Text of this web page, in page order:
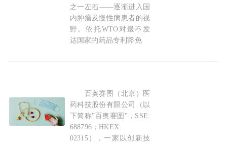
之一左右——逐渐进入国
内肿瘤及慢性病患者的视
野。依托WTO对最不发
达国家的药品专利豁免
百奥赛图与大正制药达成RenNano®全人仅重链
百奥赛图（北京）医
药科技股份有限公司（以
下简称"百奥赛图"，SSE:
688796；HKEX:
02315），一家以创新技